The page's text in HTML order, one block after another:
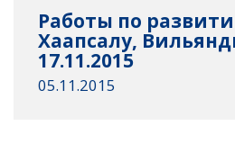
Работы по
Хаапсалу,
17.11.2015
05.11.2015